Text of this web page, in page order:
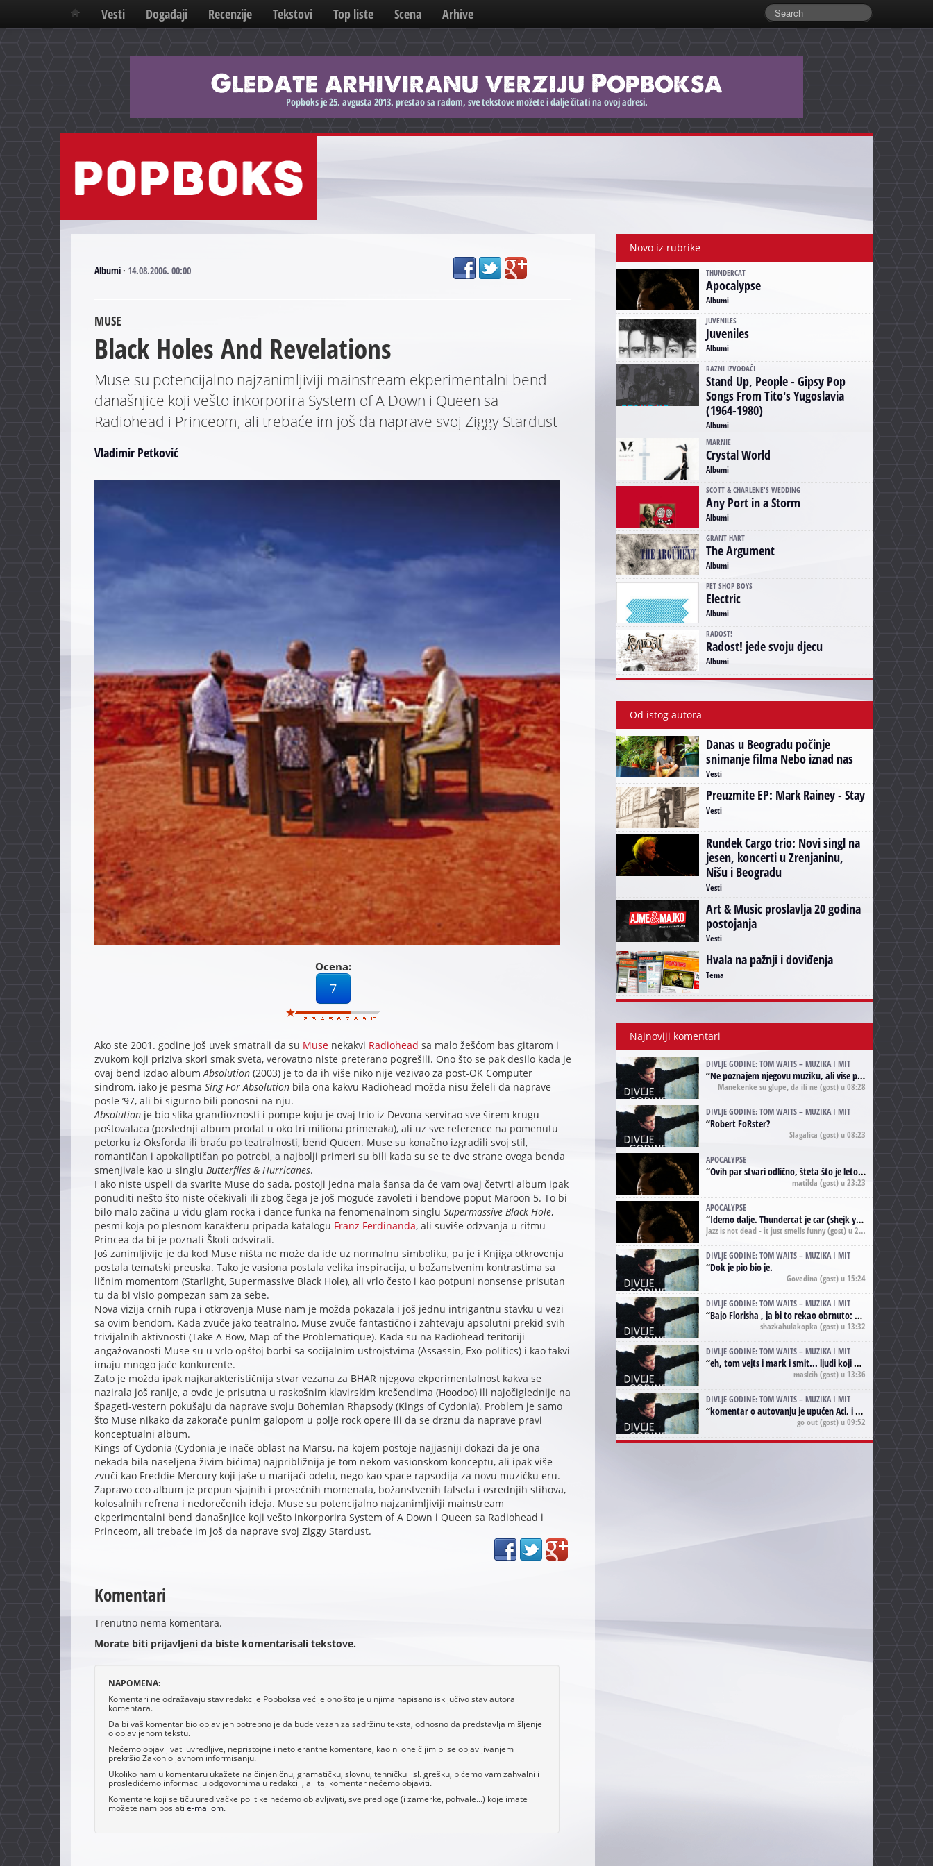
Vesti Događaji Recenzije Tekstovi Top liste Scena Arhive
Albumi· 14.08.2006. 00:00
MUSE
Black Holes And Revelations
Muse su potencijalno najzanimljiviji mainstream ekperimentalni bend
današnjice koji vešto inkorporira System of A Down i Queen sa
Radiohead i Princeom, ali trebaće im još da naprave svoj Ziggy Stardust
Vladimir Petković
Ocena:
7
Ako ste 2001. godine još uvek smatrali da su Musenekakvi Radiohead sa malo žešćom bas gitarom i
zvukom koji priziva skori smak sveta, verovatno niste preterano pogrešili. Ono što se pak desilo kada je
ovaj bend izdao albumAbsolution(2003) je to da ih više niko nije vezivao za post-OK Computer
sindrom, iako je pesma Sing For Absolutionbila ona kakvu Radiohead možda nisu želeli da naprave
posle ’97, ali bi sigurno bili ponosni na nju.
Absolutionje bio slika grandioznosti i pompe koju je ovaj trio iz Devona servirao sve širem krugu
poštovalaca (poslednji album prodat u oko tri miliona primeraka), ali uz sve reference na pomenutu
petorku iz Oksforda ili braću po teatralnosti, bend Queen. Muse su konačno izgradili svoj stil,
romantičan i apokaliptičan po potrebi, a najbolji primeri su bili kada su se te dve strane ovoga benda
smenjivale kao u singlu Butterflies & Hurricanes.
I ako niste uspeli da svarite Muse do sada, postoji jedna mala šansa da će vam ovaj četvrti album ipak
ponuditi nešto što niste očekivali ili zbog čega je još moguće zavoleti i bendove poput Maroon 5. To bi
bilo malo začina u vidu glam rocka i dance funka na fenomenalnom singlu Supermassive Black Hole,
pesmi koja po plesnom karakteru pripada katalogu Franz Ferdinanda, ali suviše odzvanja u ritmu
Princea da bi je poznati Škoti odsvirali.
Još zanimljivije je da kod Muse ništa ne može da ide uz normalnu simboliku, pa je i Knjiga otkrovenja
postala tematski preuska. Tako je vasiona postala velika inspiracija, u božanstvenim kontrastima sa
ličnim momentom (Starlight, Supermassive Black Hole), ali vrlo često i kao potpuni nonsense prisutan
tu da bi visio pompezan sam za sebe.
Nova vizija crnih rupa i otkrovenja Muse nam je možda pokazala i još jednu intrigantnu stavku u vezi
sa ovim bendom. Kada zvuče jako teatralno, Muse zvuče fantastično i zahtevaju apsolutni prekid svih
trivijalnih aktivnosti (Take A Bow, Map of the Problematique). Kada su na Radiohead teritoriji
angažovanosti Muse su u vrlo opštoj borbi sa socijalnim ustrojstvima (Assassin, Exo-politics) i kao takvi
imaju mnogo jače konkurente.
Zato je možda ipak najkarakterističnija stvar vezana za BHAR njegova ekperimentalnost kakva se
nazirala još ranije, a ovde je prisutna u raskošnim klavirskim krešendima (Hoodoo) ili najočiglednije na
špageti-vestern pokušaju da naprave svoju Bohemian Rhapsody (Kings of Cydonia). Problem je samo
što Muse nikako da zakorače punim galopom u polje rock opere ili da se drznu da naprave pravi
konceptualni album.
Kings of Cydonia (Cydonia je inače oblast na Marsu, na kojem postoje najjasniji dokazi da je ona
nekada bila naseljena živim bićima) najpribližnija je tom nekom vasionskom konceptu, ali ipak više
zvuči kao Freddie Mercury koji jaše u marijači odelu, nego kao space rapsodija za novu muzičku eru.
Zapravo ceo album je prepun sjajnih i prosečnih momenata, božanstvenih falseta i osrednjih stihova,
kolosalnih refrena i nedorečenih ideja. Muse su potencijalno najzanimljiviji mainstream
ekperimentalni bend današnjice koji vešto inkorporira System of A Down i Queen sa Radiohead i
Princeom, ali trebaće im još da naprave svoj Ziggy Stardust.
Komentari
Trenutno nema komentara.
Morate biti prijavljeni da biste komentarisali tekstove.
NAPOMENA:
Komentari ne odražavaju stav redakcije Popboksa već je ono što je u njima napisano isključivo stav autora
komentara.
Da bi vaš komentar bio objavljen potrebno je da bude vezan za sadržinu teksta, odnosno da predstavlja mišljenje
o objavljenom tekstu.
Nećemo objavljivati uvredljive, nepristojne i netolerantne komentare, kao ni one čijim bi se objavljivanjem
prekršio Zakon o javnom informisanju.
Ukoliko nam u komentaru ukažete na činjeničnu, gramatičku, slovnu, tehničku i sl. grešku, bićemo vam zahvalni i
prosledićemo informaciju odgovornima u redakciji, ali taj komentar nećemo objaviti.
Komentare koji se tiču uređivačke politike nećemo objavljivati, sve predloge (i zamerke, pohvale...) koje imate
možete nam poslati e-mailom.
Novo iz rubrike
THUNDERCAT
Apocalypse
Albumi
JUVENILES
Juveniles
Albumi
RAZNI IZVOĐAČI
Stand Up, People - Gipsy Pop
Songs From Tito's Yugoslavia
(1964-1980)
Albumi
MARNIE
Crystal World
Albumi
SCOTT & CHARLENE'S WEDDING
Any Port in a Storm
Albumi
GRANT HART
The Argument
Albumi
PET SHOP BOYS
Electric
Albumi
RADOST!
Radost! jede svoju djecu
Albumi
Od istog autora
Danas u Beogradu počinje
snimanje filma Nebo iznad nas
Vesti
Preuzmite EP: Mark Rainey - Stay
Vesti
Rundek Cargo trio: Novi singl na
jesen, koncerti u Zrenjaninu,
Nišu i Beogradu
Vesti
Art & Music proslavlja 20 godina
postojanja
Vesti
Hvala na pažnji i doviđenja
Tema
Najnoviji komentari
DIVLJE GODINE: TOM WAITS – MUZIKA I MIT
“Ne poznajem njegovu muziku, ali vise puta nego sto sam to zazeleo gledao sam njegove umjetnicke slike na raznim stranama interneta. Te stoga zakljucujem da je Tom Waits Lady Gaga muzike namrstenih, ma
Manekenke su glupe, da ili ne (gost) u 08:28
DIVLJE GODINE: TOM WAITS – MUZIKA I MIT
“Robert FoRster?
Slagalica (gost) u 08:23
APOCALYPSE
“Ovih par stvari odlično, šteta što je leto pri kraju, a kaput koji te vervoatno podseća na pirotski ćilim je iz tradicije Navaho indijanaca ;)
matilda (gost) u 23:23
APOCALYPSE
“Idemo dalje. Thundercat je car (shejk yerbuti )!
Jazz is not dead - it just smells funny(gost) u 20:11
DIVLJE GODINE: TOM WAITS – MUZIKA I MIT
“Dok je pio bio je.
Govedina (gost) u 15:24
DIVLJE GODINE: TOM WAITS – MUZIKA I MIT
“Bajo Florisha , ja bi to rekao obrnuto: Beefheart je za Waitsa, isto sto i Hendrix za Lenny Kravitza
shazkahulakopka (gost) u 13:32
DIVLJE GODINE: TOM WAITS – MUZIKA I MIT
“eh, tom vejts i mark i smit... ljudi koji bi muzici više doprineli da su radili kao vozači tramvaja u gsp-u.
maslcih(gost) u 13:36
DIVLJE GODINE: TOM WAITS – MUZIKA I MIT
“komentar o autovanju je upućen Aci, i odnosi se na ono drugo autovanje...'senzualnost Waitsa' ;)
go out(gost) u 09:52